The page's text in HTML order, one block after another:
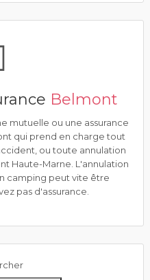
Belmont
mutuelle ou une assurance
qui prend en charge tout
ou toute annulation
Haute-Marne. L'annulation
camping peut vite être
pas d'assurance.